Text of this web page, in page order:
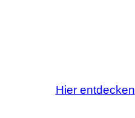
Hier entdecken